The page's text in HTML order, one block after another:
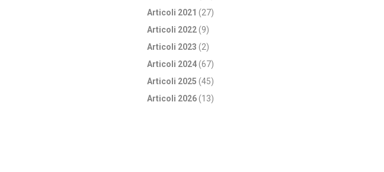
Articoli 2021 (27)
Articoli 2022(9)
Articoli 2023 (2)
Articoli 2024(67)
Articoli 2025 (45)
Articoli 2026(13)